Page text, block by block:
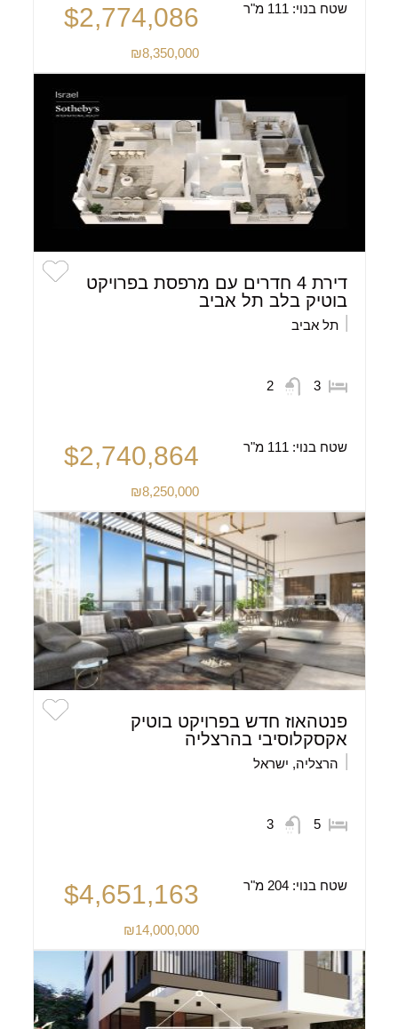
שטח בנוי: 111 מ"ר $2,774,086
₪8,350,000
דירת 4 חדרים עם מרפסת בפרויקט
בוטיק בלב תל אביב
תל אביב
3
2
שטח בנוי: 111 מ"ר $2,740,864
₪8,250,000
פנטהאוז חדש בפרויקט בוטיק
אקסקלוסיבי בהרצליה
הרצליה, ישראל
5
3
שטח בנוי:204 מ"ר $4,651,163
₪14,000,000